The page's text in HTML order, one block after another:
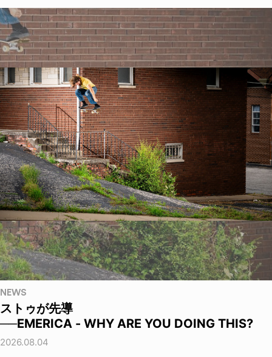
NEWS
ストゥが先導
──EMERICA - WHY ARE YOU DOING THIS?
2026.08.04